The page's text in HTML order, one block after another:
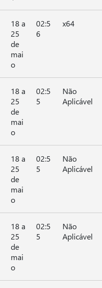
18 a
25
de
mai
o
02:5
6
x64
18 a
25
de
mai
o
02:5
5
Não
Aplicável
18 a
25
de
mai
o
02:5
5
Não
Aplicável
18 a
25
de
mai
o
02:5
5
Não
Aplicável